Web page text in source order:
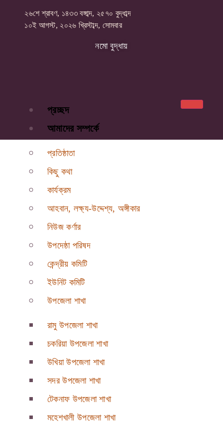
২৬শে শ্রাবণ, ১৪৩৩ বঙ্গাব্দ, ২৫৭০ বুদ্ধাব্দ
১০ই আগস্ট, ২০২৬ খ্রিস্টাব্দ, সোমবার
নমো বুদ্ধায়
প্রচ্ছদ
আমাদের সম্পর্কে
প্রতিষ্ঠাতা
কিছু কথা
কার্যক্রম
আহবান, লক্ষ্য-উদ্দেশ্য, অঙ্গীকার
নিউজ কর্ণার
উপদেষ্ঠা পরিষদ
কেন্দ্রীয় কমিটি
ইউনিট কমিটি
উপজেলা শাখা
রামু উপজেলা শাখা
চকরিয়া উপজেলা শাখা
উখিয়া উপজেলা শাখা
সদর উপজেলা শাখা
টেকনাফ উপজেলা শাখা
মহেশখালী উপজেলা শাখা